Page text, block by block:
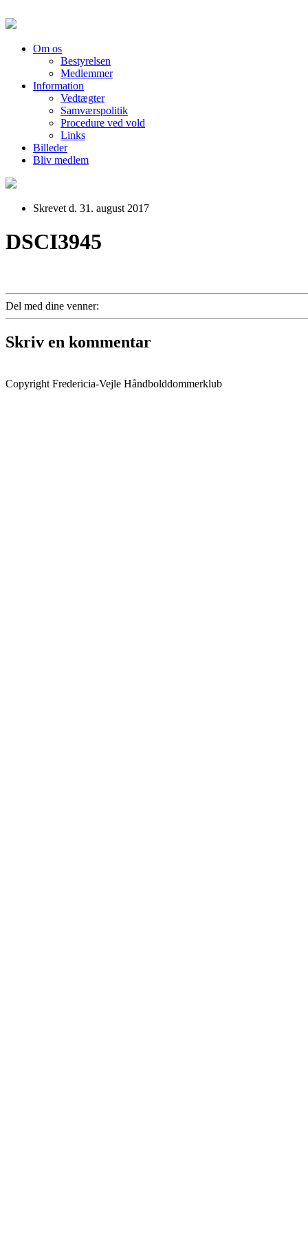
Om os
Bestyrelsen
Medlemmer
Information
Vedtægter
Samværspolitik
Procedure ved vold
Links
Billeder
Bliv medlem
Skrevet d. 31. august 2017
DSCI3945
Del med dine venner:
Skriv en kommentar
Copyright Fredericia-Vejle Håndbolddommerklub